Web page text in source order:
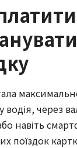
водія, через
навіть
поїздок